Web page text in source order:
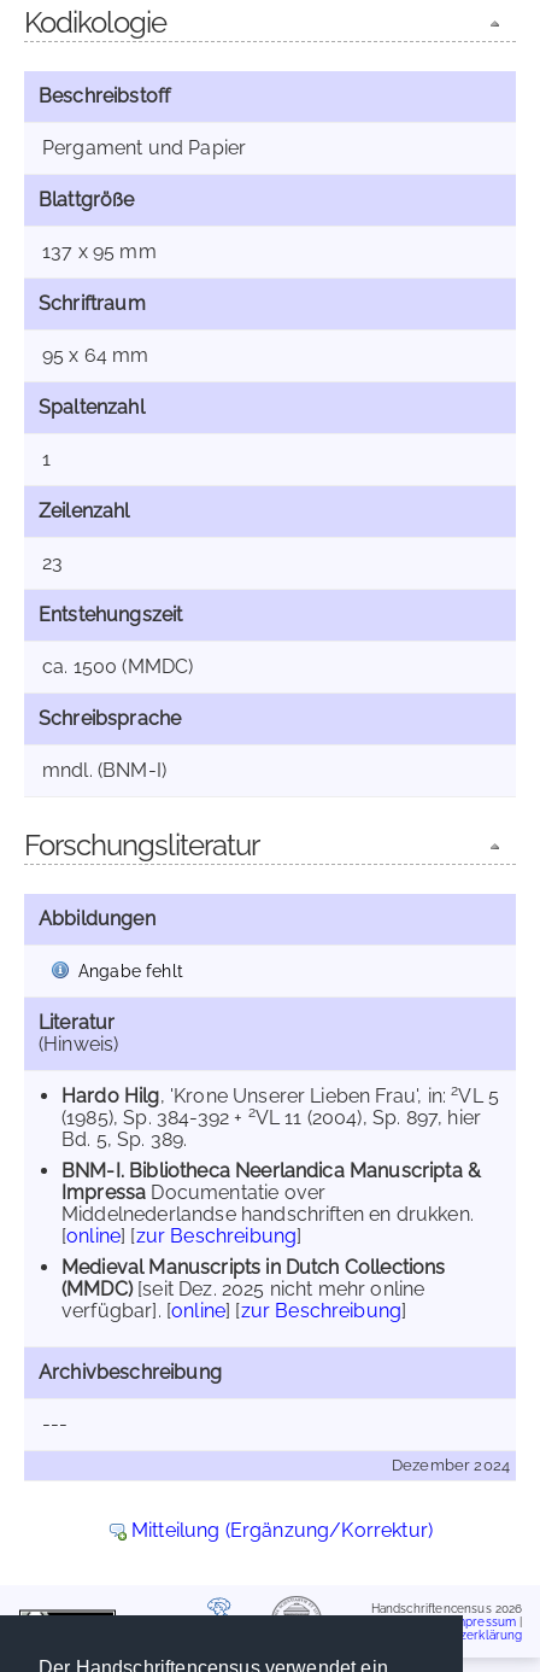
Kodikologie
Beschreibstoff
Pergament und Papier
Blattgröße
137 x 95 mm
Schriftraum
95 x 64 mm
Spaltenzahl
1
Zeilenzahl
23
Entstehungszeit
ca. 1500 (MMDC)
Schreibsprache
mndl. (BNM-I)
Forschungsliteratur
Abbildungen
Angabe fehlt
Literatur
(Hinweis)
Hardo Hilg, 'Krone Unserer Lieben Frau', in:2VL 5
(1985), Sp. 384-392 + 2VL 11 (2004), Sp. 897, hier
Bd. 5, Sp. 389.
BNM-I. Bibliotheca Neerlandica Manuscripta &
Impressa Documentatie over
Middelnederlandse handschriften en drukken.
[online] [zur Beschreibung]
Medieval Manuscripts in Dutch Collections
(MMDC)[seit Dez. 2025 nicht mehr online
verfügbar]. [online] [zur Beschreibung]
Archivbeschreibung
---
Dezember 2024
Mitteilung (Ergänzung/Korrektur)
Handschriftencensus 2026
Impressum
Datenschutzerklärung